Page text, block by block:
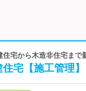
宅から木造非住宅まで
宅【施工管理